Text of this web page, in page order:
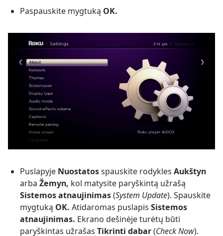
Paspauskite mygtuką OK.
Puslapyje Nuostatosspauskite rodykles Aukštyn
arba Žemyn, kol matysite paryškintą užrašą
Sistemos atnaujinimas(System Update). Spauskite
mygtuką OK. Atidaromas puslapis Sistemos
atnaujinimas. Ekrano dešinėje turėtų būti
paryškintas užrašas Tikrinti dabar(Check Now).